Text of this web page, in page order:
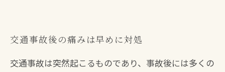
交通事故後の痛みは早めに対処
交通事故は突然起こるものであり、事故後には多くの